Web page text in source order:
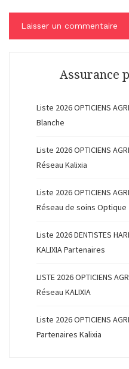
Assurance
Liste 2026 OPTICIENS
Blanche
Liste 2026 OPTICIENS
Réseau Kalixia
Liste 2026 OPTICIENS
Réseau de soins Optique
Liste 2026 DENTISTES
KALIXIA Partenaires
LISTE 2026 OPTICIENS
Réseau KALIXIA
Liste 2026 OPTICIENS
Partenaires Kalixia